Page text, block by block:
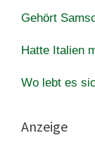
Gehört
Hatte Italien
Wo lebt es
Anzeige